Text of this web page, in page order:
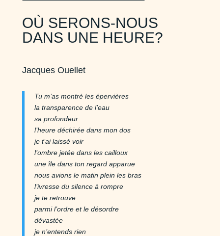
OÙ SERONS-NOUS
DANS UNE HEURE?
Jacques Ouellet
Tu m’as montré les épervières
la transparence de l’eau
sa profondeur
l’heure déchirée dans mon dos
je t’ai laissé voir
l’ombre jetée dans les cailloux
une île dans ton regard apparue
nous avions le matin plein les bras
l’ivresse du silence à rompre
je te retrouve
parmi l’ordre et le désordre
dévastée
je n’entends rien